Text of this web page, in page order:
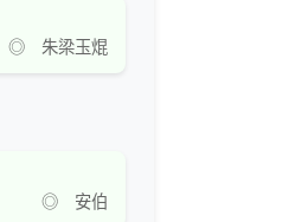
◎ 朱梁玉焜
◎ 安伯